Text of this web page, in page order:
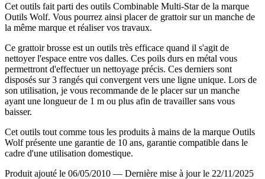
Cet outils fait parti des outils Combinable Multi-Star de la marque
Outils Wolf. Vous pourrez ainsi placer de grattoir sur un manche de
la même marque et réaliser vos travaux.
Ce grattoir brosse est un outils très efficace quand il s'agit de
nettoyer l'espace entre vos dalles. Ces poils durs en métal vous
permettront d'effectuer un nettoyage précis. Ces derniers sont
disposés sur 3 rangés qui convergent vers une ligne unique. Lors de
son utilisation, je vous recommande de le placer sur un manche
ayant une longueur de 1 m ou plus afin de travailler sans vous
baisser.
Cet outils tout comme tous les produits à mains de la marque Outils
Wolf présente une garantie de 10 ans, garantie compatible dans le
cadre d'une utilisation domestique.
Produit ajouté le 06/05/2010 — Dernière mise à jour le 22/11/2025